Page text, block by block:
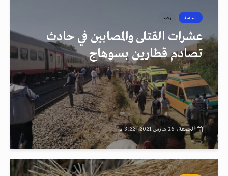
سياسة رصد
عشرات القتلى والمصابين في حادث
تصادم قطارين بسوهاج
الجمعة، 26 مارس 2021، 3:22 م